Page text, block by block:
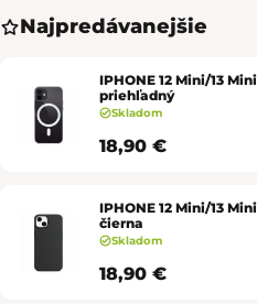
Najpredávanejšie
IPHONE 12 Mini/13
priehľadný
Skladom
18,90 €
IPHONE 12 Mini/13
čierna
Skladom
18,90 €